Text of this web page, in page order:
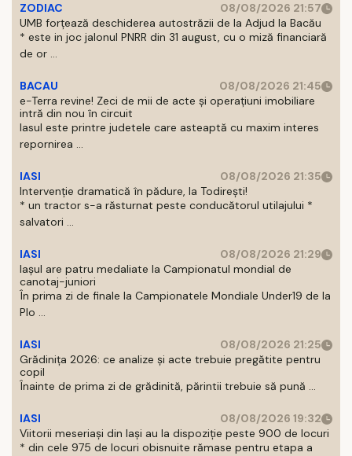
ZODIAC
08/08/2026 21:57
UMB forțează deschiderea autostrăzii de la Adjud la Bacău
* este in joc jalonul PNRR din 31 august, cu o miză financiară
de or ...
BACAU
08/08/2026 21:45
e-Terra revine! Zeci de mii de acte și operațiuni imobiliare
intră din nou în circuit
Iasul este printre judetele care asteaptă cu maxim interes
repornirea ...
IASI
08/08/2026 21:35
Intervenție dramatică în pădure, la Todirești!
* un tractor s-a răsturnat peste conducătorul utilajului *
salvatori ...
IASI
08/08/2026 21:29
Iaşul are patru medaliate la Campionatul mondial de
canotaj-juniori
În prima zi de finale la Campionatele Mondiale Under19 de la
Plo ...
IASI
08/08/2026 21:25
Grădinița 2026: ce analize și acte trebuie pregătite pentru
copil
Înainte de prima zi de grădinită, părintii trebuie să pună ...
IASI
08/08/2026 19:32
Viitorii meseriași din Iași au la dispoziție peste 900 de locuri
* din cele 975 de locuri obisnuite rămase pentru etapa a